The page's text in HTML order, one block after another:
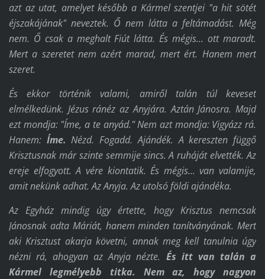
azt az utat, amelyet később a Kármel szentjei "a hit sötét
éjszakájának" neveztek. Ő nem látta a feltámadást. Még
nem. Ő csak a meghalt Fiút látta. És mégis... ott maradt.
Mert a szeretet nem azért marad, mert ért. Hanem mert
szeret.
És ekkor történik valami, amiről talán túl keveset
elmélkedünk. Jézus ránéz az Anyjára. Aztán Jánosra. Majd
ezt mondja: "Íme, a te anyád." Nem azt mondja: Vigyázz rá.
Hanem: Íme. Nézd. Fogadd. Ajándék. A kereszten függő
Krisztusnak már szinte semmije sincs. A ruháját elvették. Az
ereje elfogyott. A vére kiontatik. És mégis... van valamije,
amit nekünk adhat. Az Anyja. Az utolsó földi ajándéka.
Az Egyház mindig úgy értette, hogy Krisztus nemcsak
Jánosnak adta Máriát, hanem minden tanítványának. Mert
aki Krisztust akarja követni, annak meg kell tanulnia úgy
nézni rá, ahogyan az Anyja nézte. És itt van talán a
Kármel legmélyebb titka.
Nem az,
hogy nagyon